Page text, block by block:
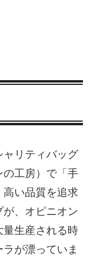
リティバッグ
工房）で「手
い品質を追求
、オピニオン
量生産される時
が漂っていま